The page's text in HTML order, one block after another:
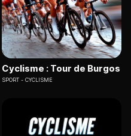
Cyclisme : Tour de Burgos
SPORT CYCLISME